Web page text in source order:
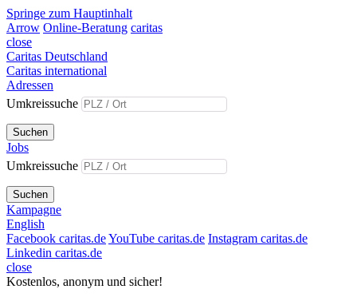
Springe zum Hauptinhalt
Arrow Online-Beratung caritas
close
Caritas Deutschland
Caritas international
Adressen
Umkreissuche
Suchen
Jobs
Umkreissuche
Suchen
Kampagne
English
Facebook caritas.deYouTube caritas.de Instagram caritas.de
Linkedin caritas.de
close
Kostenlos, anonym und sicher!